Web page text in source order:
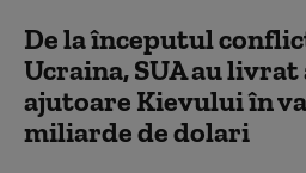
De la începutul
Ucraina, SUA au
ajutoare Kievului în
miliarde de dolari